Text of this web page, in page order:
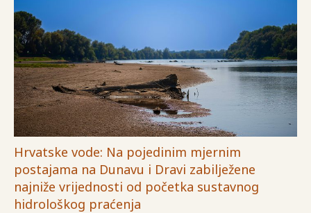
Hrvatske vode: Na pojedinim mjernim
postajama na Dunavu i Dravi zabilježene
najniže vrijednosti od početka sustavnog
hidrološkog praćenja